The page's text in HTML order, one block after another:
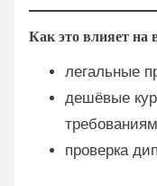
Как это влияет на
легальные
дешёвые
требованиям
проверка